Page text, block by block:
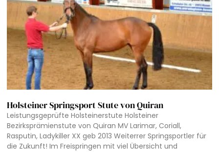
Holsteiner Springsport Stute von Quiran
Leistungsgeprüfte Holsteinerstute Holsteiner
Bezirksprämienstute von Quiran MV Larimar, Coriall,
Rasputin, Ladykiller XX geb 2013 Weiterrer Springsportler für
die Zukunft! Im Freispringen mit viel Übersicht und